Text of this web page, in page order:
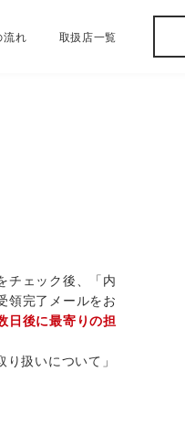
流れ 取扱店一覧
チェック後、「内
領完了メールをお
日後に最寄りの担
扱いについて」